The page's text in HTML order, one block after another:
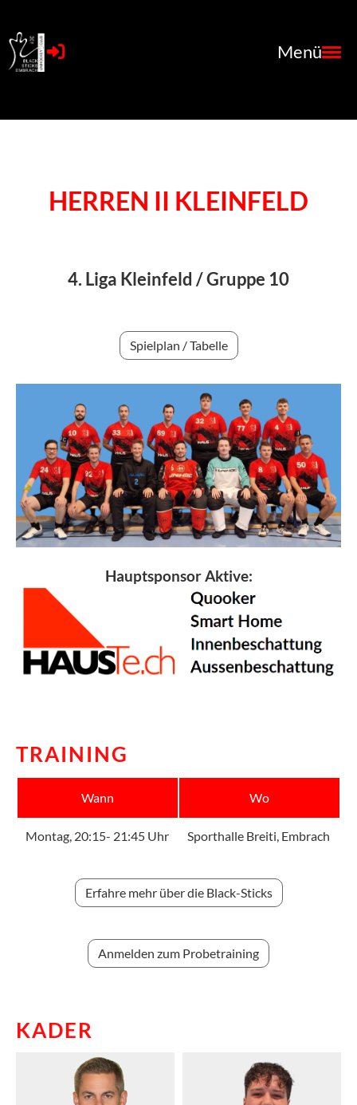
Menü
HERREN II KLEINFELD
4. Liga Kleinfeld /Gruppe 10
Spielplan / Tabelle
Hauptsponsor Aktive:
TRAINING
Wann Wo
Montag, 20:15- 21:45 Uhr Sporthalle Breiti, Embrach
Erfahre mehr über die Black-Sticks
Anmelden zum Probetraining
KADER